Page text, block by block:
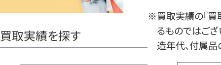
買取実績を探す
※買取実績の『買
るものではござ
造年代、付属品